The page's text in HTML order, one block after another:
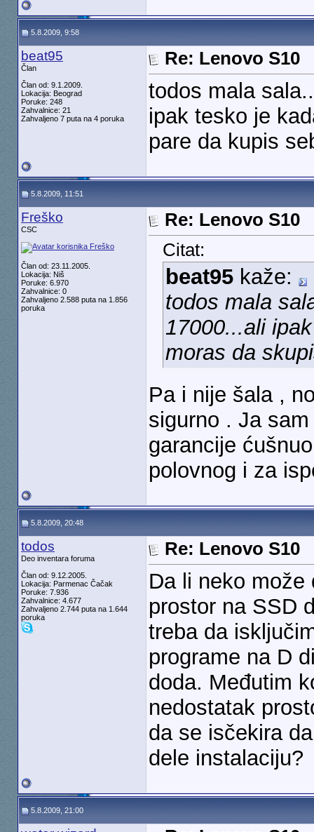
5.8.2009, 9:58
beat95
Član
Član od: 9.1.2009.
Lokacija: Beograd
Poruke: 248
Zahvalnice: 21
Zahvaljeno 7 puta na 4 poruka
Re: Lenovo S10
todos mala
ipak tesko je
pare da kupis
5.8.2009, 11:51
Freško
CSC
Član od: 23.11.2005.
Lokacija: Niš
Poruke: 6.970
Zahvalnice: 0
Zahvaljeno 2.588 puta na 1.856
poruka
Re: Lenovo S10
Citat:
beat95kaže:
todos mala
17000...ali
moras da
Pa i nije šala ,
sigurno . Ja
garancije
polovnog i za
5.8.2009, 20:48
todos
Deo inventara foruma
Član od: 9.12.2005.
Lokacija: Parmenac Čačak
Poruke: 7.936
Zahvalnice: 4.677
Zahvaljeno 2.744 puta na 1.644
poruka
Re: Lenovo S10
Da li neko može
prostor na SSD
treba da
programe na D
doda. Međutim
nedostatak
da se isčekira
dele instalaciju?
5.8.2009, 21:00